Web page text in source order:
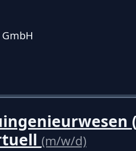
(m/w/d)